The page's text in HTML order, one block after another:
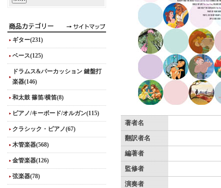
ギター(231)
ベース(125)
ドラムス&パーカッション 鍵盤打
楽器(146)
和太鼓 篠笛/横笛(8)
ピアノ/キーボード/オルガン(115)
クラシック・ピアノ(67)
木管楽器(568)
金管楽器(126)
弦楽器(78)
著者名
翻訳者名
編著者
監修者
演奏者